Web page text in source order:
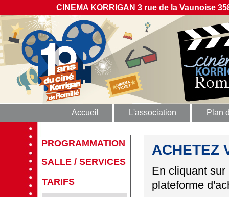
CINEMA KORRIGAN 3 rue de la Vaunoise
Accueil L'association Plan
PROGRAMMATION
SALLE / SERVICES
TARIFS
ACHETEZ
En cliquant
plateforme